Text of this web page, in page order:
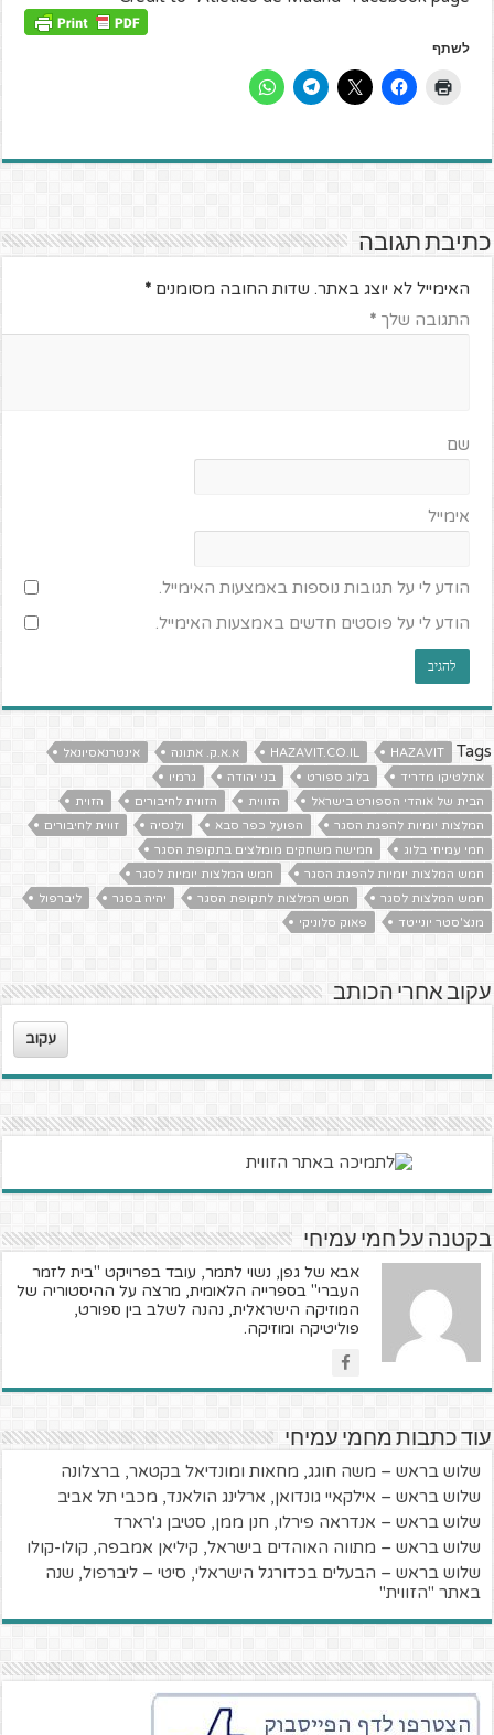
לשתף
כתיבת תגובה
האימייל לא יוצג באתר. שדות החובה מסומנים*
התגובה שלך*
שם
אימייל
הודע לי על תגובות נוספות באמצעות האימייל.
הודע לי על פוסטים חדשים באמצעות האימייל.
Tags
HAZAVIT
HAZAVIT.CO.IL א.א.ק. אתונה
אינטרנאסיונאל
אתלטיקו מדריד
בלוג ספורט בני יהודה
גרמיו
הבית של אוהדי הספורט בישראל
הזווית הזווית לחיבורים
הזוית
המלצות יומיות להפגת הסגר
הפועל כפר סבא ולנסיה
זווית לחיבורים
חמי עמיחי בלוג
חמישה משחקים מומלצים בתקופת הסגר
חמש המלצות יומיות להפגת הסגר
חמש המלצות יומיות לסגר
חמש המלצות לסגר
חמש המלצות לתקופת הסגר יהיה בסגר
ליברפול
מנצ'סטר יונייטד
פאוק סלוניקי
עקוב אחרי הכותב
עקוב
בקטנה על חמי עמיחי
אבא של גפן, נשוי לתמר, עובד בפרויקט "בית לזמר
העברי" בספרייה הלאומית, מרצה על ההיסטוריה של
המוזיקה הישראלית, נהנה לשלב בין ספורט,
פוליטיקה ומוזיקה.
עוד כתבות מחמי עמיחי
שלוש בראש – משה חוגג, מחאות ומונדיאל בקטאר, ברצלונה
שלוש בראש – אילקאיי גונדואן, ארלינג הולאנד, מכבי תל אביב
שלוש בראש – אנדראה פירלו, חנן ממן, סטיבן ג'רארד
שלוש בראש – מתווה האוהדים בישראל, קיליאן אמבפה, קולו-קולו
שלוש בראש – הבעלים בכדורגל הישראלי, סיטי – ליברפול, שנה
באתר "הזווית"